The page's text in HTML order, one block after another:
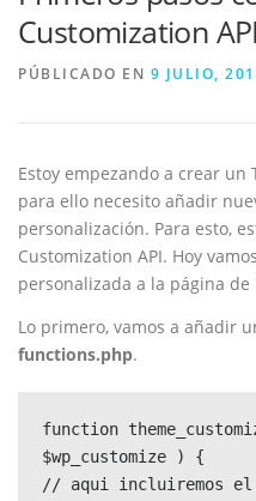
PORTFOLIO
Customization
PÚBLICADO EN 9 JULIO,
Estoy empezando a crear un
para ello necesito añadir
personalización. Para esto,
Customization API. Hoy
personalizada a la página de
Lo primero, vamos a añadir
functions.php.
function
$wp_customize ) {
// aqui incluiremos el